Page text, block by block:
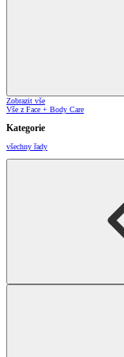
Zobrazit vše
Vše z Face + Body Care
Kategorie
všechny řady